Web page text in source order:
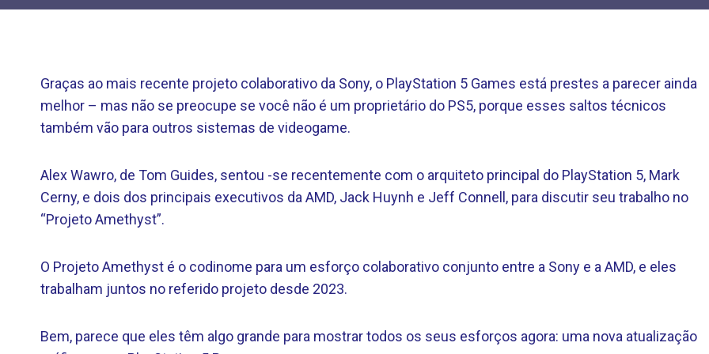
Graças ao mais recente projeto colaborativo da Sony, o PlayStation 5 Games está prestes a parecer ainda
melhor – mas não se preocupe se você não é um proprietário do PS5, porque esses saltos técnicos
também vão para outros sistemas de videogame.
Alex Wawro, de Tom Guides, sentou -se recentemente com o arquiteto principal do PlayStation 5, Mark
Cerny, e dois dos principais executivos da AMD, Jack Huynh e Jeff Connell, para discutir seu trabalho no
“Projeto Amethyst”.
O Projeto Amethyst é o codinome para um esforço colaborativo conjunto entre a Sony e a AMD, e eles
trabalham juntos no referido projeto desde 2023.
Bem, parece que eles têm algo grande para mostrar todos os seus esforços agora: uma nova atualização